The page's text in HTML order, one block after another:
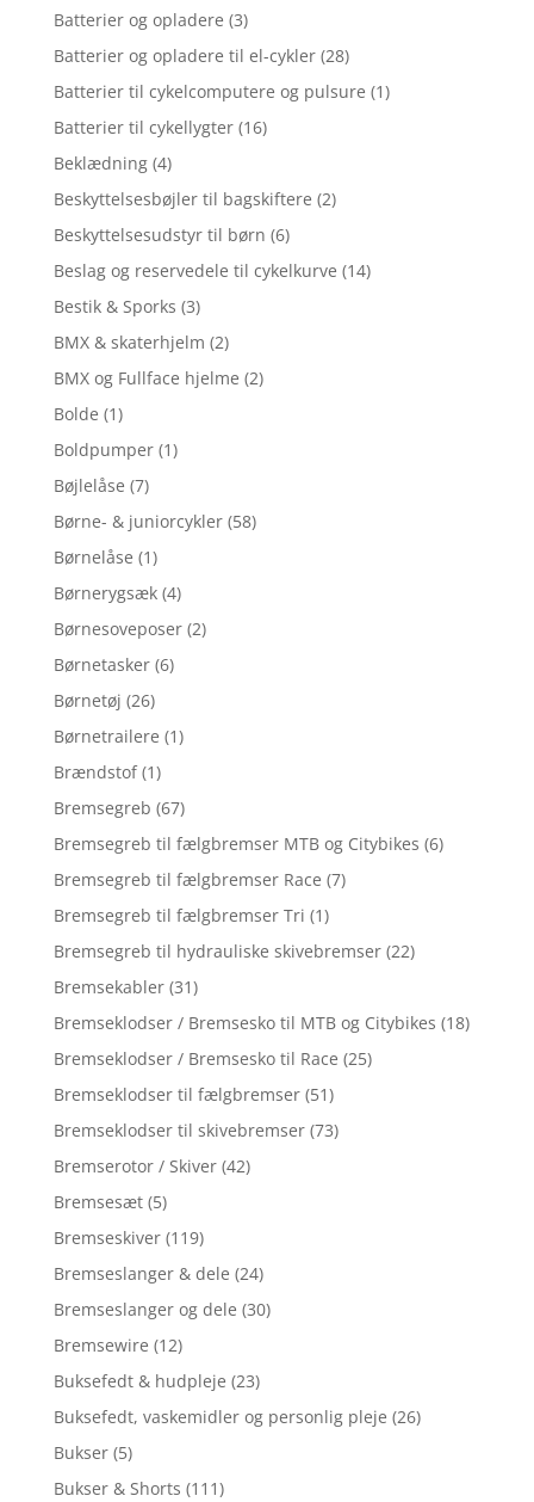
Batterier og opladere (3)
Batterier og opladere til el-cykler (28)
Batterier til cykelcomputere og pulsure (1)
Batterier til cykellygter (16)
Beklædning (4)
Beskyttelsesbøjler til bagskiftere (2)
Beskyttelsesudstyr til børn (6)
Beslag og reservedele til cykelkurve (14)
Bestik & Sporks (3)
BMX & skaterhjelm (2)
BMX og Fullface hjelme (2)
Bolde (1)
Boldpumper (1)
Bøjlelåse (7)
Børne- & juniorcykler (58)
Børnelåse (1)
Børnerygsæk (4)
Børnesoveposer (2)
Børnetasker (6)
Børnetøj (26)
Børnetrailere (1)
Brændstof (1)
Bremsegreb (67)
Bremsegreb til fælgbremser MTB og Citybikes (6)
Bremsegreb til fælgbremser Race (7)
Bremsegreb til fælgbremser Tri (1)
Bremsegreb til hydrauliske skivebremser (22)
Bremsekabler (31)
Bremseklodser / Bremsesko til MTB og Citybikes (18)
Bremseklodser / Bremsesko til Race (25)
Bremseklodser til fælgbremser (51)
Bremseklodser til skivebremser (73)
Bremserotor / Skiver (42)
Bremsesæt (5)
Bremseskiver (119)
Bremseslanger & dele (24)
Bremseslanger og dele (30)
Bremsewire (12)
Buksefedt & hudpleje (23)
Buksefedt, vaskemidler og personlig pleje (26)
Bukser (5)
Bukser & Shorts (111)